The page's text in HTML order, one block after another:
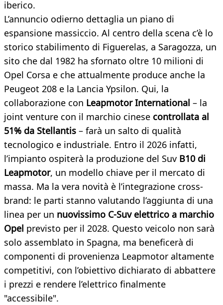
iberico.
L’annuncio odierno dettaglia un piano di
espansione massiccio. Al centro della scena c’è lo
storico stabilimento di Figuerelas, a Saragozza, un
sito che dal 1982 ha sfornato oltre 10 milioni di
Opel Corsa e che attualmente produce anche la
Peugeot 208 e la Lancia Ypsilon. Qui, la
collaborazione con Leapmotor International – la
joint venture con il marchio cinese controllata al
51% da Stellantis – farà un salto di qualità
tecnologico e industriale. Entro il 2026 infatti,
l’impianto ospiterà la produzione del Suv B10 di
Leapmotor, un modello chiave per il mercato di
massa. Ma la vera novità è l’integrazione cross-
brand: le parti stanno valutando l’aggiunta di una
linea per un nuovissimo C-Suv elettrico a marchio
Opel previsto per il 2028. Questo veicolo non sarà
solo assemblato in Spagna, ma beneficerà di
componenti di provenienza Leapmotor altamente
competitivi, con l’obiettivo dichiarato di abbattere
i prezzi e rendere l’elettrico finalmente
"accessibile".